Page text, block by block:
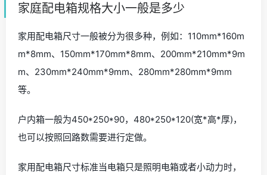
家庭配电箱规格大小一般是多少
家用配电箱尺寸一般被分为很多种，例如：110mm*160m
m*8mm、150mm*170mm*8mm、200mm*210mm*9m
m、230mm*240mm*9mm、280mm*280mm*9mm
等。
户内箱一般为450*250*90，480*250*120(宽*高*厚)，
也可以按照回路数需要进行定做。
家用配电箱尺寸标准当电箱只是照明电箱或者小动力时，